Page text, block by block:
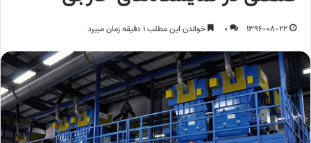
1396-08-22
0 خواندن این مطلب 1 دقیقه زمان میبرد